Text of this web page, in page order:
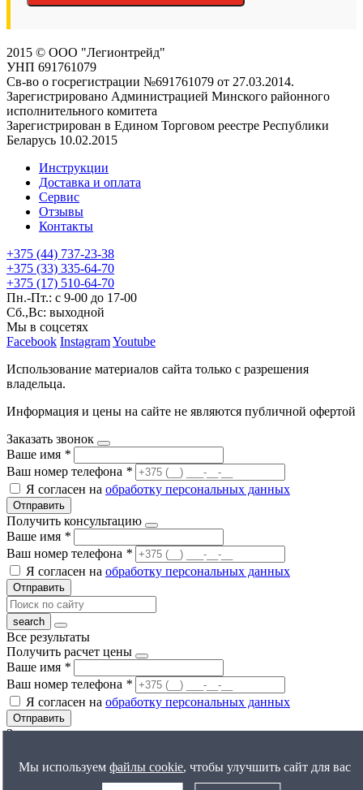
2015 © ООО "Легионтрейд"
УНП 691761079
Св-во о госрегистрации №691761079 от 27.03.2014.
Зарегистрировано Администрацией Минского районного
исполнительного комитета
Зарегистрирован в Едином Торговом реестре Республики
Беларусь 10.02.2015
Инструкции
Доставка и оплата
Сервис
Отзывы
Контакты
+375 (44) 737-23-38
+375 (33) 335-64-70
+375 (17) 510-64-70
Пн.-Пт.: с 9-00 до 17-00
Сб.,Вс: выходной
Мы в соцсетях
Facebook InstagramYoutube
Использование материалов сайта только с разрешения
владельца.
Информация и цены на сайте не являются публичной офертой
Заказать звонок
Ваше имя *
Ваш номер телефона *
Я согласен на обработку персональных данных
Отправить
Получить консультацию
Ваше имя *
Ваш номер телефона *
Я согласен на обработку персональных данных
Отправить
Все результаты
Получить расчет цены
Ваше имя *
Ваш номер телефона *
Я согласен на обработку персональных данных
Отправить
Задать вопрос
Ваш номер телефона*
Мы используемфайлы cookie, чтобы улучшить сайт для вас